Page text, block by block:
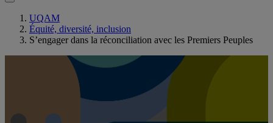
UQAM
Équité, diversité, inclusion
S’engager dans la réconciliation avec les Premiers Peuples